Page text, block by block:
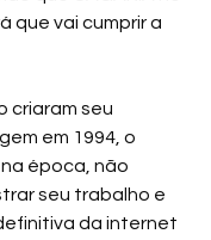
que vai cumprir a
criaram seu
em 1994, o
época, não
seu trabalho e
da internet